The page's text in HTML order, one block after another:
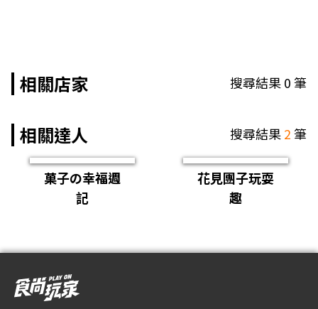
相關店家 搜尋結果0筆
相關達人 搜尋結果2筆
菓子の幸福週
記
花見團子玩耍
趣